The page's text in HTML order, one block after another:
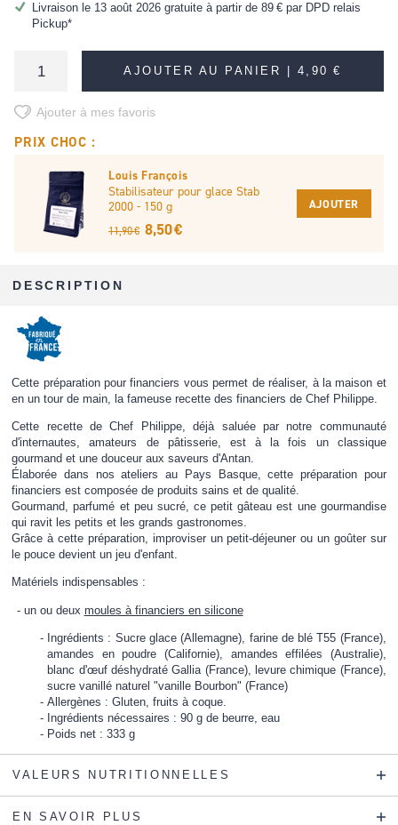
Livraison le 13 août 2026 gratuite à partir de 89 €par DPD relais
Pickup*
AJOUTER AU PANIER | 4,90 €
Ajouter à mes favoris
PRIX CHOC :
Louis François
Stabilisateur pour glace Stab
2000 - 150 g
11,90 € 8,50 €
AJOUTER
DESCRIPTION
Cette préparation pour financiers vous permet de réaliser, à la maison et
en un tour de main, la fameuse recette des financiers de Chef Philippe.
Cette recette de Chef Philippe, déjà saluée par notre communauté
d'internautes, amateurs de pâtisserie, est à la fois un classique
gourmand et une douceur aux saveurs d'Antan.
Élaborée dans nos ateliers au Pays Basque, cette préparation pour
financiers est composée de produits sains et de qualité.
Gourmand, parfumé et peu sucré, ce petit gâteau est une gourmandise
qui ravit les petits et les grands gastronomes.
Grâce à cette préparation, improviser un petit-déjeuner ou un goûter sur
le pouce devient un jeu d'enfant.
Matériels indispensables :
un ou deux moules à financiers en silicone
Ingrédients : Sucre glace (Allemagne), farine de blé T55 (France),
amandes en poudre (Californie), amandes effilées (Australie),
blanc d'œuf déshydraté Gallia (France), levure chimique (France),
sucre vanillé naturel "vanille Bourbon" (France)
Allergènes : Gluten, fruits à coque.
Ingrédients nécessaires : 90 g de beurre, eau
Poids net : 333 g
VALEURS NUTRITIONNELLES
EN SAVOIR PLUS